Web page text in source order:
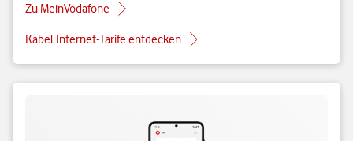
Zu MeinVodafone
Kabel Internet-Tarife entdecken